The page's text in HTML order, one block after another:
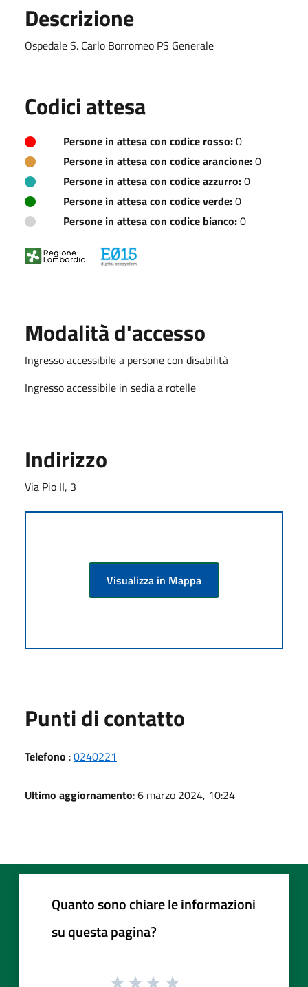
Descrizione
Ospedale S. Carlo Borromeo PS Generale
Codici attesa
Persone in attesa con codice rosso:0
Persone in attesa con codice arancione:0
Persone in attesa con codice azzurro:0
Persone in attesa con codice verde:0
Persone in attesa con codice bianco:0
Modalità d'accesso
Ingresso accessibile a persone con disabilità
Ingresso accessibile in sedia a rotelle
Indirizzo
Via Pio II, 3
Visualizza in Mappa
Punti di contatto
Telefono :0240221
Ultimo aggiornamento: 6 marzo 2024, 10:24
Quanto sono chiare le informazioni
su questa pagina?